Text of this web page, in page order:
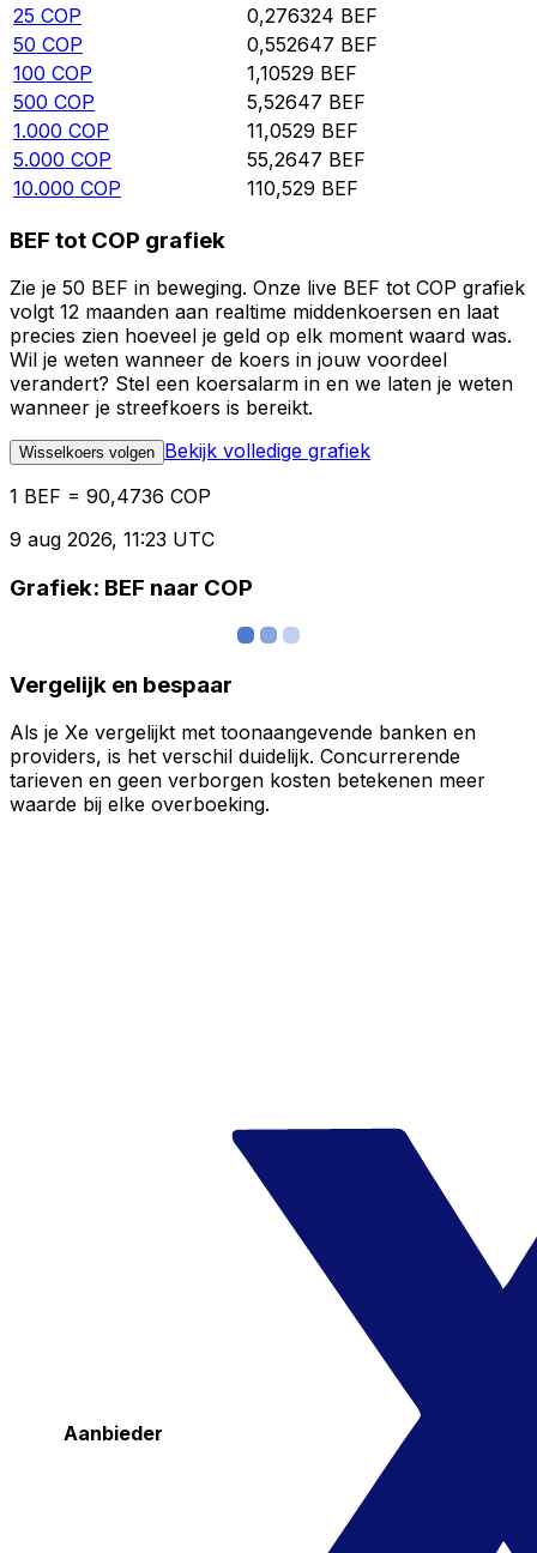
25 COP 0,276324 BEF
50 COP 0,552647 BEF
100 COP 1,10529 BEF
500 COP 5,52647 BEF
1.000 COP 11,0529 BEF
5.000 COP 55,2647 BEF
10.000 COP 110,529 BEF
BEF tot COP grafiek
Zie je 50 BEF in beweging. Onze live BEF tot COP grafiek
volgt 12 maanden aan realtime middenkoersen en laat
precies zien hoeveel je geld op elk moment waard was.
Wil je weten wanneer de koers in jouw voordeel
verandert? Stel een koersalarm in en we laten je weten
wanneer je streefkoers is bereikt.
Wisselkoers volgen Bekijk volledige grafiek
1 BEF = 90,4736 COP
9 aug 2026, 11:23 UTC
Grafiek: BEF naar COP
Vergelijk en bespaar
Als je Xe vergelijkt met toonaangevende banken en
providers, is het verschil duidelijk. Concurrerende
tarieven en geen verborgen kosten betekenen meer
waarde bij elke overboeking.
Aanbieder